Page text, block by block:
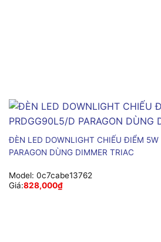
ĐÈN LED DOWNLIGHT CHIẾU ĐIỂM
PARAGON DÙNG DIMMER TRIAC
Model: 0c7cabe13762
Giá:828,000₫